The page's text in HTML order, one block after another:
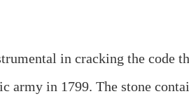
in cracking the code
army in 1799. The stone